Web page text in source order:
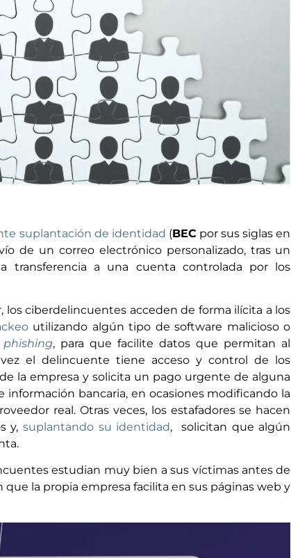
suplantación de identidad (BEC por sus siglas en
de un correo electrónico personalizado, tras un
transferencia a una cuenta controlada por los
los ciberdelincuentes acceden de forma ilícita a los
utilizando algún tipo de software malicioso o
phishing, para que facilite datos que permitan al
el delincuente tiene acceso y control de los
la empresa y solicita un pago urgente de alguna
bancaria, en ocasiones modificando la
real. Otras veces, los estafadores se hacen
y, suplantando su identidad, solicitan que algún
estudian muy bien a sus víctimas antes de
la propia empresa facilita en sus páginas web y